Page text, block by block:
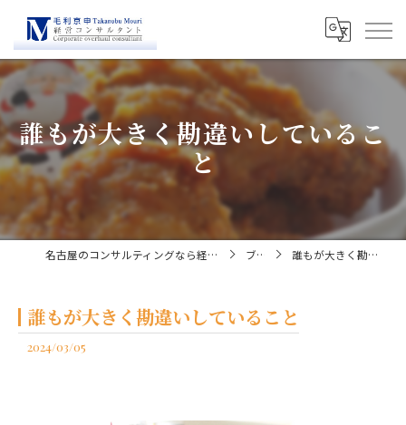
誰もが大きく勘違いしているこ
と
名古屋のコンサルティングなら経営コンサルタント毛利京申 ブログ 誰もが大きく勘違いしていること
誰もが大きく勘違いしていること
2024/03/05